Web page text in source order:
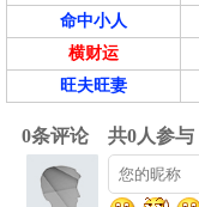
命中小人
横财运
旺夫旺妻